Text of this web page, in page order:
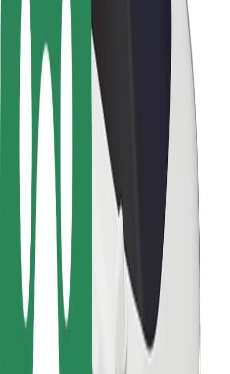
Sofőr biztonság
E-roller biztonság
Biztonsági részleg
Városok
Lokációk
Városi megoldások
Repülőtér
Bolt töltőállomások
Súgó
Sofőröknek
Ételfutároknak
Bolt Food
Flottapartnereknek
Éttermeknek
Bolt for Business
Egyéb
Beszállítók
Felhasználási feltételek
Sütik